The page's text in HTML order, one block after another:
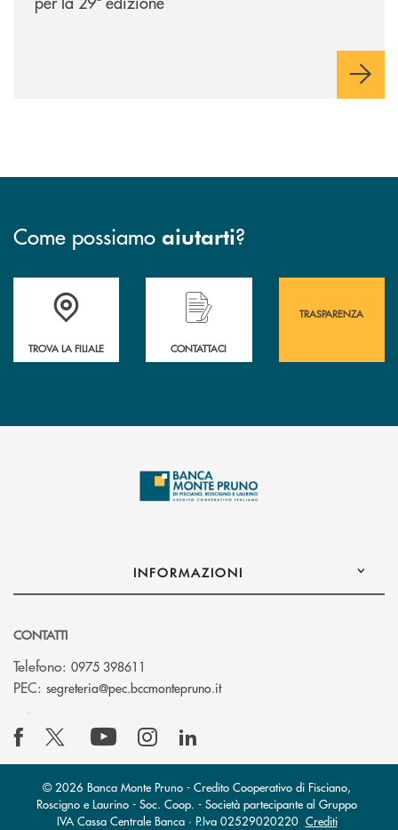
Come possiamo aiutarti?
Accedi all' elenco completo&nbsp; delle&nbsp; filiali&nbsp; di Banca
TROVA LA FILIALE
Hai bisogno di assistenza immediata?
CONTATTACI
TRASPARENZA
INFORMAZIONI
CONTATTI
Telefono: 0975 398611
PEC: segreteria@pec.bccmontepruno.it(si apre l’app di posta
© 2026 Banca Monte Pruno - Credito Cooperativo di Fisciano,
Roscigno e Laurino - Soc. Coop. - Società partecipante al Gruppo
IVA Cassa Centrale Banca · P.Iva 02529020220 Crediti